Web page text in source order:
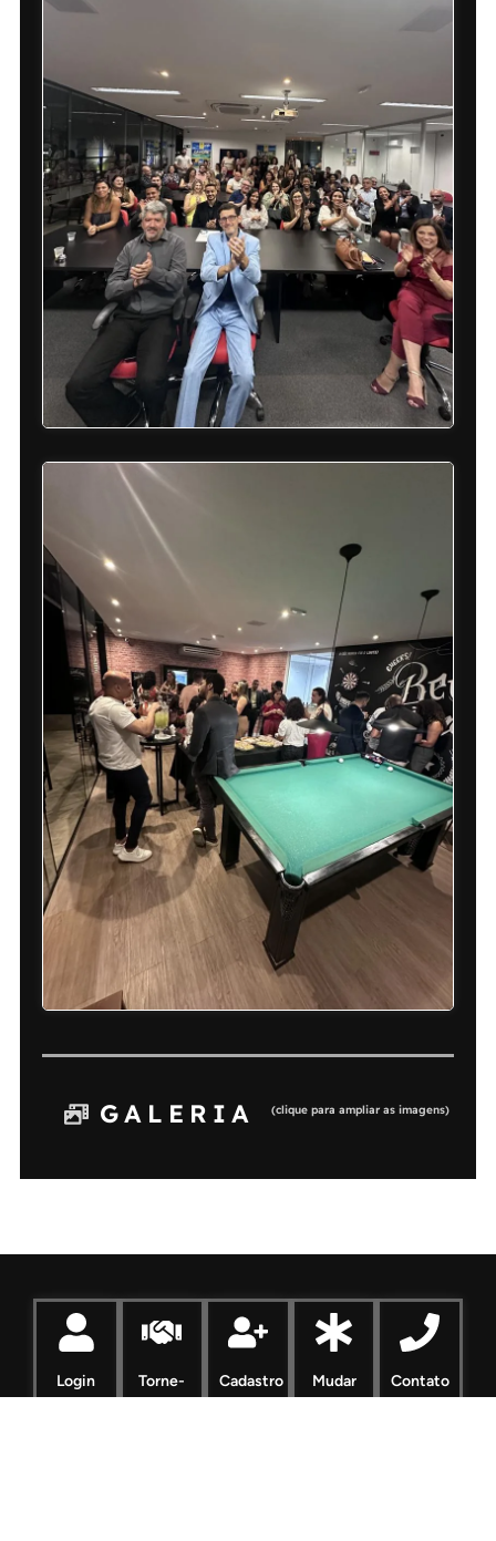
GALERIA (clique para ampliar as imagens)
Login
Torne-
Cadastro
Mudar
Contato